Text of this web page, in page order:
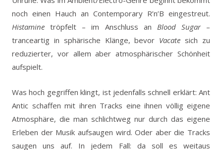
noch einen Hauch an Contemporary R’n’B eingestreut.
Histamine tröpfelt – im Anschluss an Blood Sugar–
tranceartig in sphärische Klänge, bevor Vacate sich zu
reduzierter, vor allem aber atmosphärischer Schönheit
aufspielt.
Was hoch gegriffen klingt, ist jedenfalls schnell erklärt: Ant
Antic schaffen mit ihren Tracks eine ihnen völlig eigene
Atmosphäre, die man schlichtweg nur durch das eigene
Erleben der Musik aufsaugen wird. Oder aber die Tracks
saugen uns auf. In jedem Fall: da soll es weitaus